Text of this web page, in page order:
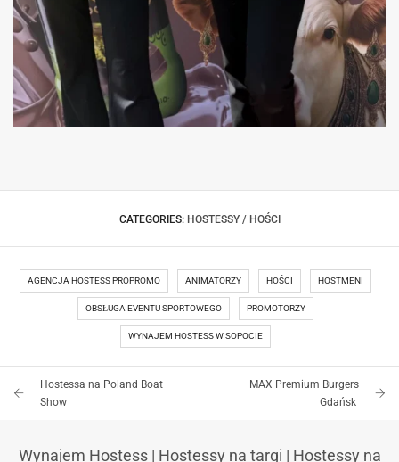
ŁODZI
CATEGORIES: HOSTESSY / HOŚCI
AGENCJA HOSTESS PROPROMO ANIMATORZY HOŚCI HOSTMENI
OBSŁUGA EVENTU SPORTOWEGO PROMOTORZY
WYNAJEM HOSTESS W SOPOCIE
Hostessa na Poland Boat
Show
MAX Premium Burgers
Gdańsk
Wynajem Hostess| Hostessy na targi | Hostessy na